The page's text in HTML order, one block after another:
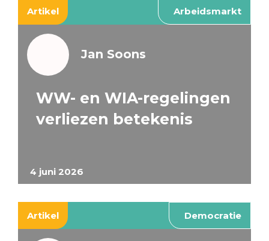
Artikel Arbeidsmarkt
4 juni 2026
Jan Soons
WW- en WIA-regelingen
verliezen betekenis
Artikel Democratie